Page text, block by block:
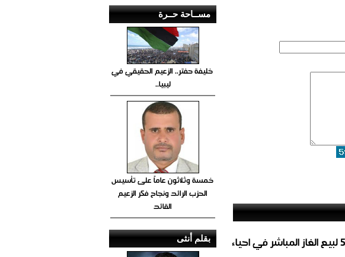
عاجل..الشركة اليمنية للغاز تعلن عن تخصيص 54 لبيع الغاز المباشر في احياء
مســاحة حــرة
خليفة حفتر.. الزعيم الحقيقي في
ليبيا..
خمسة وثلاثون عاماً على تأسيس
الحزب الرائد ونجاح فكر الزعيم
القائد
بقلم أنثى